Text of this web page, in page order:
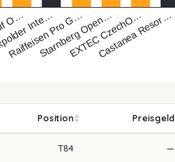
O…Inte…
Raiffeisen Pro G…
Starnberg Open…
EXTEC CzechO…
Castanea Resor…
Position Preisgeld
T84 —